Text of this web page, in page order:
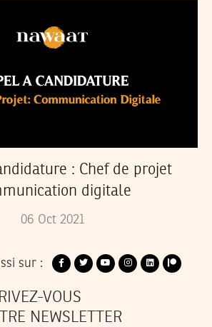
: Chef de projet
digitale
06 Oct 2021
sur :
VOUS
NEWSLETTER